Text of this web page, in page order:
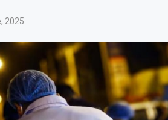
2025